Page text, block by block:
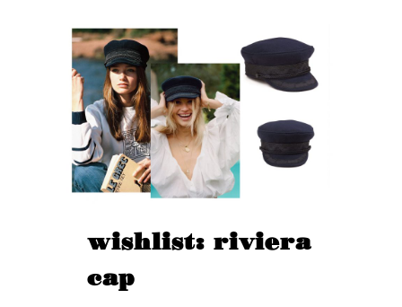
wishlist: riviera
cap